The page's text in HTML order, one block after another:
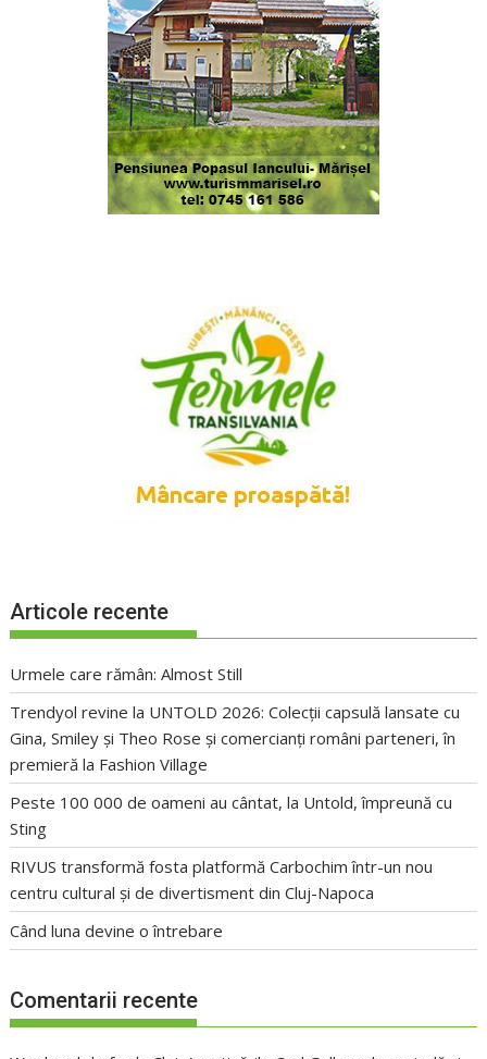
Articole recente
Urmele care rămân: Almost Still
Trendyol revine la UNTOLD 2026: Colecții capsulă lansate cu
Gina, Smiley și Theo Rose și comercianți români parteneri, în
premieră la Fashion Village
Peste 100 000 de oameni au cântat, la Untold, împreună cu
Sting
RIVUS transformă fosta platformă Carbochim într-un nou
centru cultural și de divertisment din Cluj-Napoca
Când luna devine o întrebare
Comentarii recente